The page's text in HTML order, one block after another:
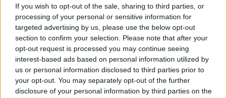
If you wish to opt-out of the sale, sharing to third parties, or
processing of your personal or sensitive information for
targeted advertising by us, please use the below opt-out
section to confirm your selection. Please note that after your
opt-out request is processed you may continue seeing
interest-based ads based on personal information utilized by
us or personal information disclosed to third parties prior to
your opt-out. You may separately opt-out of the further
disclosure of your personal information by third parties on the
diabéteszes betegeket